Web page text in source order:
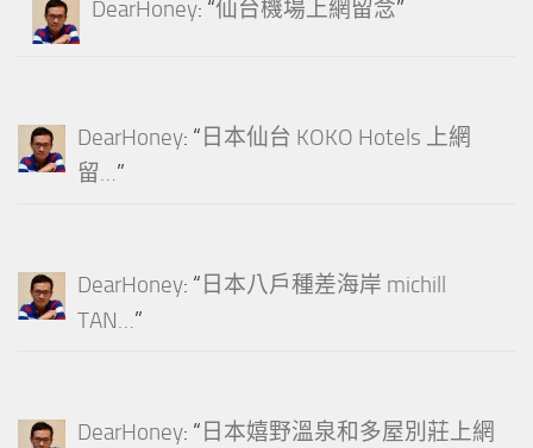
DearHoney: “仙台機場上網留念”
DearHoney: “ 日本仙台 KOKO Hotels 上網
留…”
DearHoney: “ 日本八戶種差海岸 michill
TAN…”
DearHoney: “ 日本嬉野溫泉和多屋別莊上網